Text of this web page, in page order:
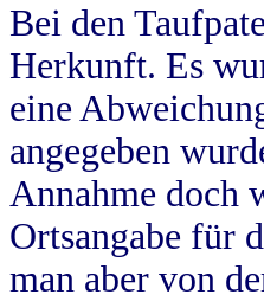
Bei den
Herkunft. Es
eine
angegeben
Annahme doch
Ortsangabe für
man aber von